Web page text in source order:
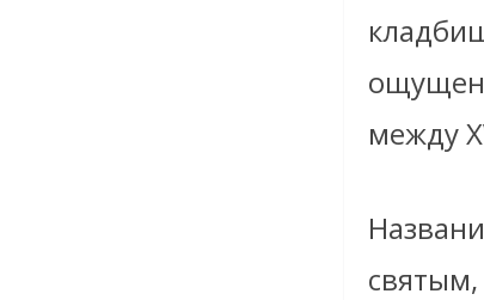
между